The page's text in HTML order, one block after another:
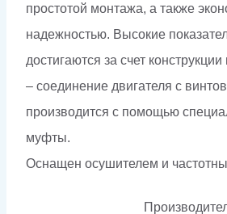
простотой монтажа, а также
надежностью. Высокие
достигаются за счет
– соединение двигателя с
производится с помощью
муфты.
Оснащен осушителем и